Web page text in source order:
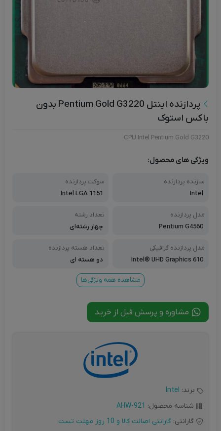
پردازنده اینتل Pentium Gold G3220 بدون
باکس استوک
CPU Intel Pentium Gold G3220
ویژگی های محصول:
سازنده پردازنده
Intel
سوکت پردازنده
Intel LGA 1151
مدل پردازنده
Pentium G4560
تعداد رشته
چهار رشته‌ای
مدل پردازنده گرافیکی
Intel® UHD Graphics 610
تعداد هسته پردازنده
دو هسته ای
مشاهده همه ویژگی‌ها
مشاوره و پرسش قبل از خرید
برند: Intel
شناسه محصول: AHW-921
گارانتی: گارانتی اصالت کالا و 10 روز مهلت تست